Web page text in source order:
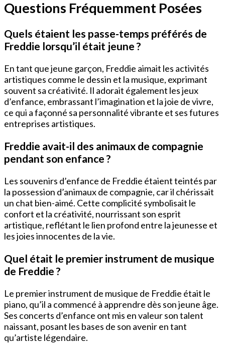
Questions Fréquemment Posées
Quels étaient les passe-temps préférés de
Freddie lorsqu’il était jeune ?
En tant que jeune garçon, Freddie aimait les activités
artistiques comme le dessin et la musique, exprimant
souvent sa créativité. Il adorait également les jeux
d’enfance, embrassant l’imagination et la joie de vivre,
ce qui a façonné sa personnalité vibrante et ses futures
entreprises artistiques.
Freddie avait-il des animaux de compagnie
pendant son enfance ?
Les souvenirs d’enfance de Freddie étaient teintés par
la possession d’animaux de compagnie, car il chérissait
un chat bien-aimé. Cette complicité symbolisait le
confort et la créativité, nourrissant son esprit
artistique, reflétant le lien profond entre la jeunesse et
les joies innocentes de la vie.
Quel était le premier instrument de musique
de Freddie ?
Le premier instrument de musique de Freddie était le
piano, qu’il a commencé à apprendre dès son jeune âge.
Ses concerts d’enfance ont mis en valeur son talent
naissant, posant les bases de son avenir en tant
qu’artiste légendaire.